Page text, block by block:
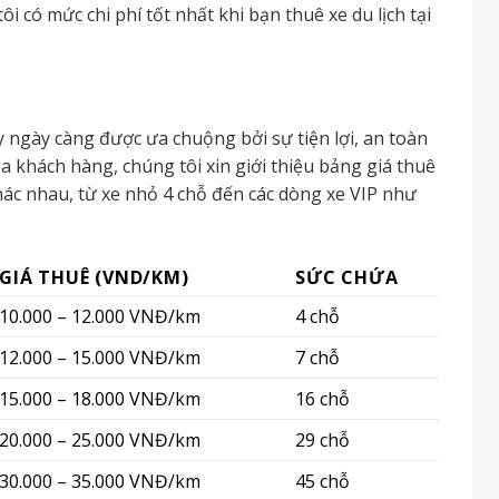
có mức chi phí tốt nhất khi bạn thuê xe du lịch tại
càng được ưa chuộng bởi sự tiện lợi, an toàn
khách hàng, chúng tôi xin giới thiệu bảng giá thuê
nhau, từ xe nhỏ 4 chỗ đến các dòng xe VIP như
GIÁ THUÊ (VND/KM)
SỨC CHỨA
10.000 – 12.000 VNĐ/km
4 chỗ
12.000 – 15.000 VNĐ/km
7 chỗ
15.000 – 18.000 VNĐ/km
16 chỗ
20.000 – 25.000 VNĐ/km
29 chỗ
30.000 – 35.000 VNĐ/km
45 chỗ